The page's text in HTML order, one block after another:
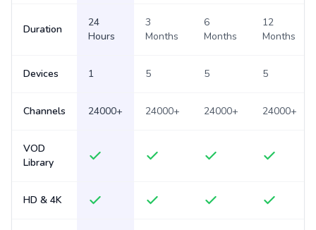
Duration
24
Hours
3
Months
6
Months
12
Months
Devices 1 5 5 5
Channels 24000+ 24000+ 24000+ 24000+
VOD
Library
HD & 4K